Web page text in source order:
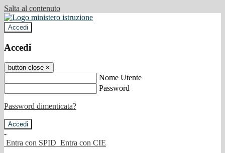
Salta al contenuto
Accedi
Accedi
button close ×
Nome Utente
Password
Password dimenticata?
-
Entra con SPID Entra con CIE